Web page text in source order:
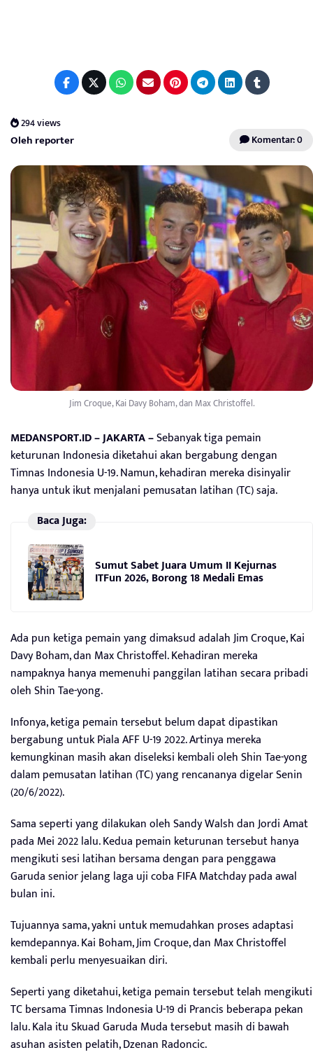
294 views
Oleh reporter Komentar: 0
Jim Croque, Kai Davy Boham, dan Max Christoffel.
MEDANSPORT.ID – JAKARTA –Sebanyak tiga pemain
keturunan Indonesia diketahui akan bergabung dengan
Timnas Indonesia U-19. Namun, kehadiran mereka disinyalir
hanya untuk ikut menjalani pemusatan latihan (TC) saja.
Baca Juga:
Sumut Sabet Juara Umum II Kejurnas
ITFun 2026, Borong 18 Medali Emas
Ada pun ketiga pemain yang dimaksud adalah Jim Croque, Kai
Davy Boham, dan Max Christoffel. Kehadiran mereka
nampaknya hanya memenuhi panggilan latihan secara pribadi
oleh Shin Tae-yong.
Infonya, ketiga pemain tersebut belum dapat dipastikan
bergabung untuk Piala AFF U-19 2022. Artinya mereka
kemungkinan masih akan diseleksi kembali oleh Shin Tae-yong
dalam pemusatan latihan (TC) yang rencananya digelar Senin
(20/6/2022).
Sama seperti yang dilakukan oleh Sandy Walsh dan Jordi Amat
pada Mei 2022 lalu. Kedua pemain keturunan tersebut hanya
mengikuti sesi latihan bersama dengan para penggawa
Garuda senior jelang laga uji coba FIFA Matchday pada awal
bulan ini.
Tujuannya sama, yakni untuk memudahkan proses adaptasi
kemdepannya. Kai Boham, Jim Croque, dan Max Christoffel
kembali perlu menyesuaikan diri.
Seperti yang diketahui, ketiga pemain tersebut telah mengikuti
TC bersama Timnas Indonesia U-19 di Prancis beberapa pekan
lalu. Kala itu Skuad Garuda Muda tersebut masih di bawah
asuhan asisten pelatih, Dzenan Radoncic.